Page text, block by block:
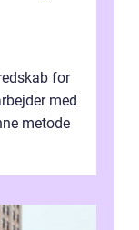
for
med
metode